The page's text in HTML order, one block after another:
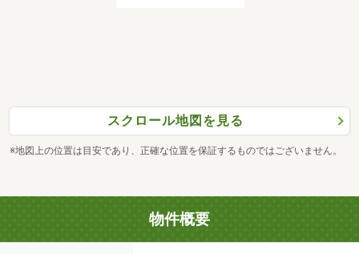
スクロール地図を見る
※地図上の位置は目安であり、正確な位置を保証するものではございません。
物件概要